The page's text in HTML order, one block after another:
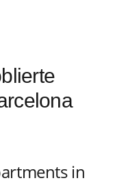
in